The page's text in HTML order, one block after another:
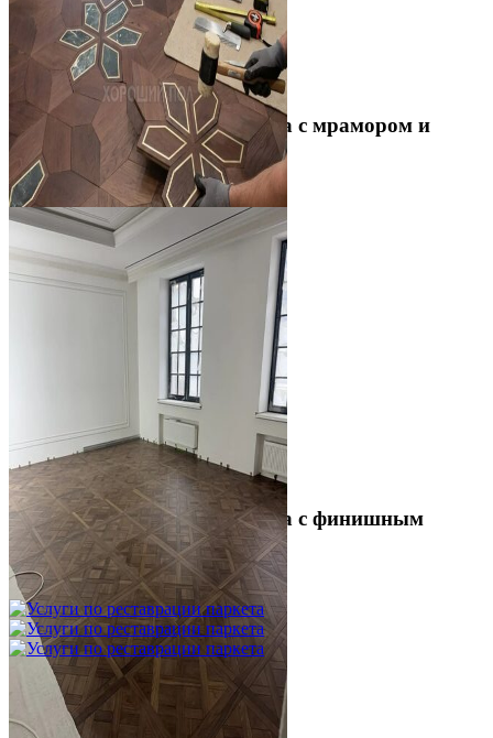
Укладка модульного паркета с мрамором и
латунью
3 500 ₽
Укладка модульного паркета с финишным
покрытием на фанеру
3 600 ₽